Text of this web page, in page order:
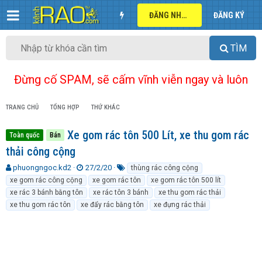
ĐĂNG NHẬP ĐĂNG KÝ
TÌM
Đừng cố SPAM, sẽ cấm vĩnh viễn ngay và luôn
TRANG CHỦ TỔNG HỢP THỨ KHÁC
Toàn quốc Bán
Xe gom rác tôn 500 Lít, xe thu gom rác
thải công cộng
T
h
r
e
a
phuongngoc.kd2
N
g
à
y
g
27/2/20
ừ
k
h
ó
thùng rác công cộng
xe gom rác công cộng
xe gom rác tôn
xe gom rác tôn 500 lít
xe rác 3 bánh bằng tôn
xe rác tôn 3 bánh
xe thu gom rác thải
xe thu gom rác tôn
xe đẩy rác bằng tôn xe đựng rác thải